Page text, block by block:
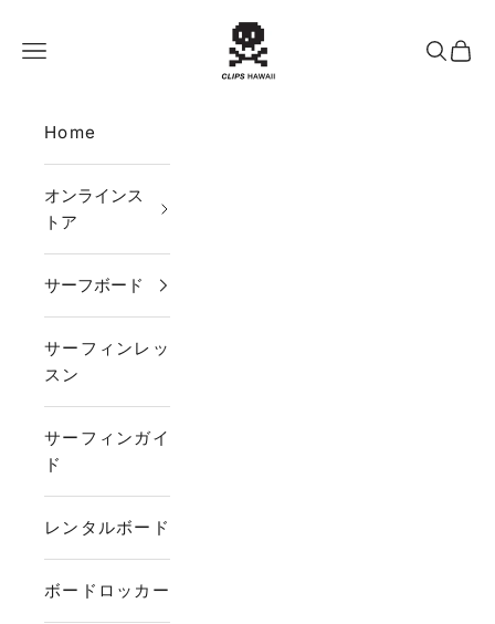
CLIPS HAWAII
メニュー
検索カー
Home
オンラインス
トア
サーフボード
サーフィンレッ
スン
サーフィンガイ
ド
レンタルボード
ボードロッカー